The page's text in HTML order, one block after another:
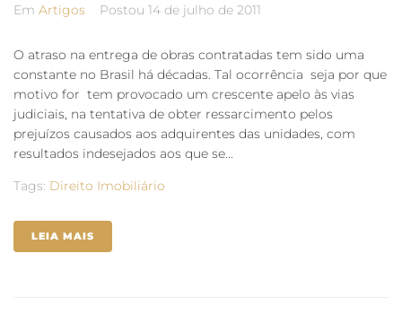
Em Artigos Postou 14 de julho de 2011
O atraso na entrega de obras contratadas tem sido uma
constante no Brasil há décadas. Tal ocorrência  seja por que
motivo for  tem provocado um crescente apelo às vias
judiciais, na tentativa de obter ressarcimento pelos
prejuízos causados aos adquirentes das unidades, com
resultados indesejados aos que se...
Tags: Direito Imobiliário
LEIA MAIS